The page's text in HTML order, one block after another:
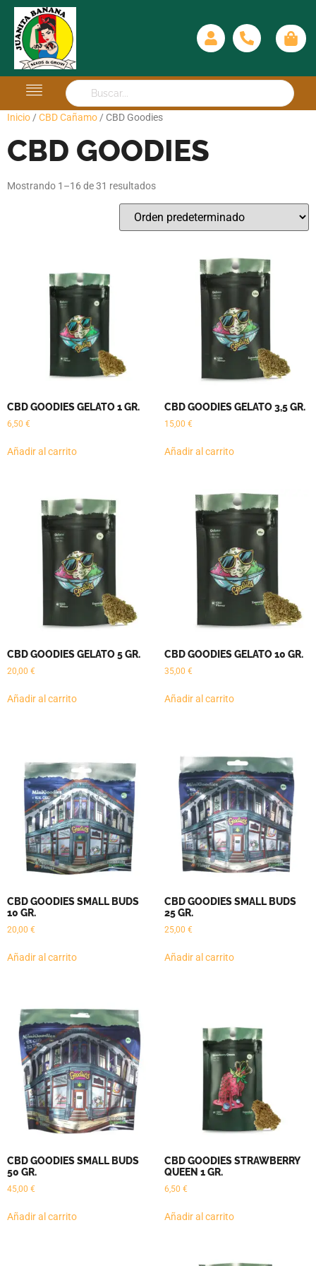
Inicio/ CBD Cañamo/ CBD Goodies
CBD GOODIES
Mostrando 1–16 de 31 resultados
CBD GOODIES GELATO 1 GR.
6,50 €
Añadir al carrito
CBD GOODIES GELATO 3,5 GR.
15,00 €
Añadir al carrito
CBD GOODIES GELATO 5 GR.
20,00 €
Añadir al carrito
CBD GOODIES GELATO 10 GR.
35,00 €
Añadir al carrito
CBD GOODIES SMALL BUDS
10 GR.
20,00 €
Añadir al carrito
CBD GOODIES SMALL BUDS
25 GR.
25,00 €
Añadir al carrito
CBD GOODIES SMALL BUDS
50 GR.
45,00 €
Añadir al carrito
CBD GOODIES STRAWBERRY
QUEEN 1 GR.
6,50 €
Añadir al carrito